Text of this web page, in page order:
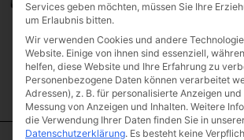
Services geben möchten, müssen Sie Ihre
um Erlaubnis bitten.
Wir verwenden Cookies und andere
Website. Einige von ihnen sind essenziell,
helfen, diese Website und Ihre Erfahrung zu
Personenbezogene Daten können verarbeitet
Adressen), z. B. für personalisierte Anzeigen
Messung von Anzeigen und Inhalten. Weitere
die Verwendung Ihrer Daten finden Sie in
Datenschutzerklärung. Es besteht keine